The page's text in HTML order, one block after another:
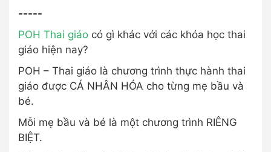
-----
POH Thai giáo có gì khác với các khóa học thai
giáo hiện nay?
POH – Thai giáo là chương trình thực hành thai
giáo được CÁ NHÂN HÓA cho từng mẹ bầu và
bé.
Mỗi mẹ bầu và bé là một chương trình RIÊNG
BIỆT.